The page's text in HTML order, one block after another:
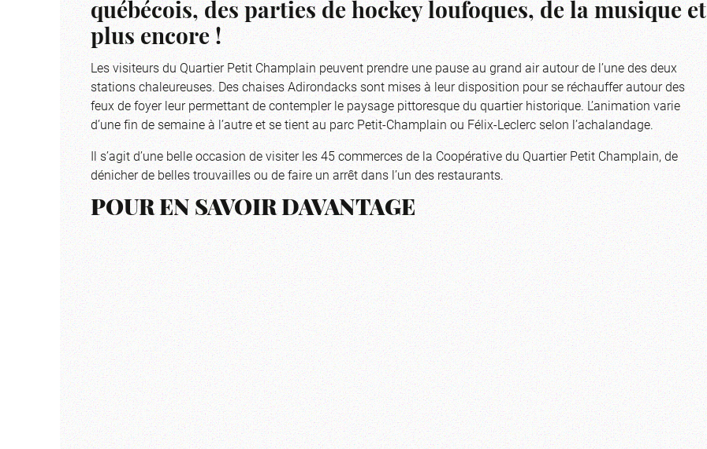
québécois, des parties de hockey loufoques, de la musique et
plus encore !
Les visiteurs du Quartier Petit Champlain peuvent prendre une pause au grand air autour de l’une des deux
stations chaleureuses. Des chaises Adirondacks sont mises à leur disposition pour se réchauffer autour des
feux de foyer leur permettant de contempler le paysage pittoresque du quartier historique. L’animation varie
d’une fin de semaine à l’autre et se tient au parc Petit-Champlain ou Félix-Leclerc selon l’achalandage.
Il s’agit d’une belle occasion de visiter les 45 commerces de la Coopérative du Quartier Petit Champlain, de
dénicher de belles trouvailles ou de faire un arrêt dans l’un des restaurants.
POUR EN SAVOIR DAVANTAGE